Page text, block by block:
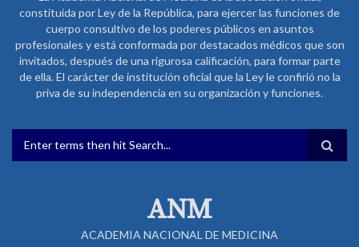
constituida por Ley de la República, para ejercer las funciones de
cuerpo consultivo de los poderes públicos en asuntos
profesionales y está conformada por destacados médicos que son
invitados, después de una rigurosa calificación, para formar parte
de ella. El carácter de institución oficial que la Ley le confirió no la
priva de su independencia en su organización y funciones.
FORMULARIO DE BÚSQUEDA
ANM
ACADEMIA NACIONAL DE MEDICINA